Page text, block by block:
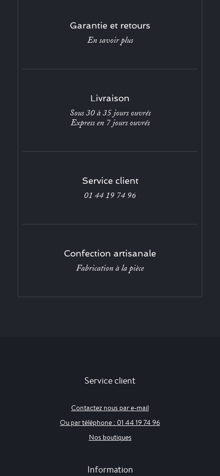
Garantie et retours
En savoir plus
Livraison
Sous 30 à 35 jours ouvrés
Express en 7 jours ouvrés
Service client
01 44 19 74 96
Confection artisanale
Fabrication à la pièce
Service client
Contactez nous par e-mail
Ou par téléphone : 01 44 19 74 96
Nos boutiques
Information